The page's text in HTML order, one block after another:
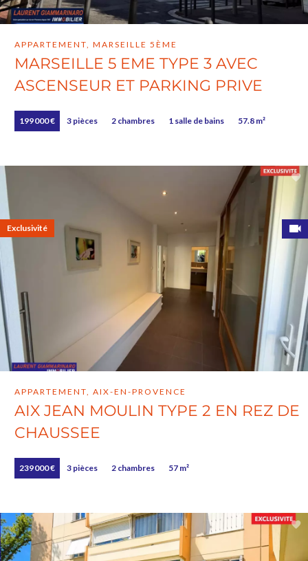
APPARTEMENT, MARSEILLE 5ÈME
MARSEILLE 5 EME TYPE 3 AVEC
ASCENSEUR ET PARKING PRIVE
199 000 € 3 pièces 2 chambres 1 salle de bains 57.8 m²
APPARTEMENT, AIX-EN-PROVENCE
AIX JEAN MOULIN TYPE 2 EN REZ DE
CHAUSSEE
239 000 € 3 pièces 2 chambres 57 m²
Exclusivité